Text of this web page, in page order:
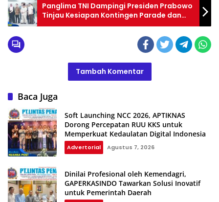
Panglima TNI Dampingi Presiden Prabowo
Tinjau Kesiapan Kontingen Parade dan
Defile Untuk Prancis
Tambah Komentar
Baca Juga
Soft Launching NCC 2026, APTIKNAS
Dorong Percepatan RUU KKS untuk
Memperkuat Kedaulatan Digital Indonesia
Advertorial Agustus 7, 2026
Dinilai Profesional oleh Kemendagri,
GAPERKASINDO Tawarkan Solusi Inovatif
untuk Pemerintah Daerah